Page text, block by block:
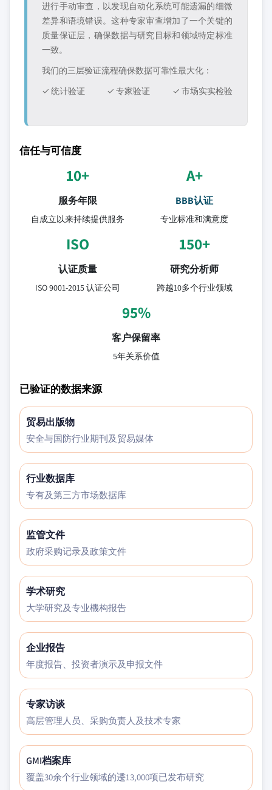
进行手动审查，以发现自动化系统可能遗漏的细微
差异和语境错误。这种专家审查增加了一个关键的
质量保证层，确保数据与研究目标和领域特定标准
一致。
我们的三层验证流程确保数据可靠性最大化：
✓ 统计验证
✓ 专家验证 ✓ 市场实实检验
信任与可信度
10+
服务年限
自成立以来持续提供服务
A+
BBB认证
专业标准和满意度
ISO
认证质量
ISO 9001-2015 认证公司
150+
研究分析师
跨越10多个行业领域
95%
客户保留率
5年关系价值
已验证的数据来源
贸易出版物
安全与国防行业期刊及贸易媒体
行业数据库
专有及第三方市场数据库
监管文件
政府采购记录及政策文件
学术研究
大学研究及专业機构报告
企业报告
年度报告、投资者演示及申报文件
专家访谈
高层管理人员、采购负责人及技术专家
GMI档案库
覆盖30余个行业领域的逶13,000项已发布研究